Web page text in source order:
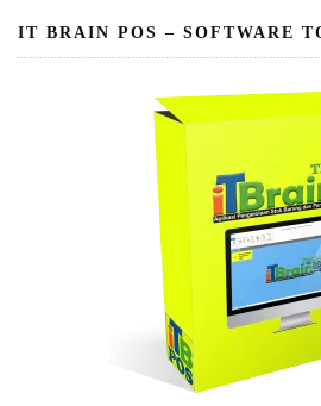
IT BRAIN POS – SOFTWARE